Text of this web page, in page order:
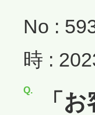
No :
時 :
「